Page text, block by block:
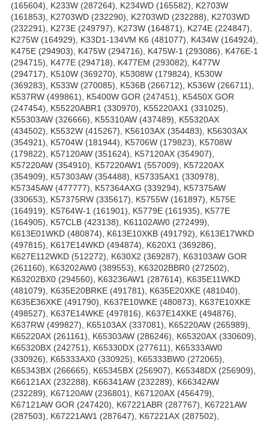
(165604), K233W (287264), K234WD (165582), K2703W
(161853), K2703WD (232290), K2703WD (232288), K2703WD
(232291), K273E (249797), K273W (164871), K274E (224847),
K275W (164929), K33D1-134VM K6 (481077), K434W (164924),
K475E (294903), K475W (294716), K475W-1 (293086), K476E-1
(294715), K477E (294718), K477EM (293082), K477W
(294717), K510W (369270), K5308W (179824), K530W
(369283), K533W (270085), K536B (266712), K536W (266711),
K537RW (499861), K5400W GOR (247451), K5450X GOR
(247454), K55220ABR1 (330970), K55220AX1 (331025),
K55303AW (326666), K55310AW (437489), K55320AX
(434502), K5532W (415267), K56103AX (354483), K56303AX
(354921), K5704W (181944), K5706W (179823), K5708W
(179822), K57120AW (351624), K57120AX (354907),
K57220AW (354910), K57220AW1 (557009), K57220AX
(354909), K57303AW (354488), K57335AX1 (330978),
K57345AW (477777), K57364AXG (339294), K57375AW
(330653), K57375RW (335617), K5755W (161897), K575E
(164919), K5764W-1 (161901), K5779E (161935), K577E
(164905), K57CLB (423138), K61102AW0 (272499),
K613E01WKD (480874), K613E10XKB (491792), K613E17WKD
(497815), K617E14WKD (494874), K620X1 (369286),
K627E112WKD (512272), K630X2 (369287), K63103AW GOR
(261160), K63202AW0 (389553), K63202BBR0 (272502),
K63202BX0 (294560), K63236AW1 (287614), K635E11WKD
(481079), K635E20BRKE (491781), K635E20XKE (481040),
K635E36XKE (491790), K637E10WKE (480873), K637E10XKE
(498527), K637E14WKE (497816), K637E14XKE (494876),
K637RW (499827), K65103AX (337081), K65220AW (265989),
K65220AX (261161), K65303AW (286246), K65320AX (330609),
K65320BX (242751), K65330DX (277611), K65333AW0
(330926), K65333AX0 (330925), K65333BW0 (272065),
K65343BX (266665), K65345BX (256907), K65348DX (256909),
K66121AX (232288), K66341AW (232289), K66342AW
(232289), K67120AW (236801), K67120AX (456479),
K67121AW GOR (247420), K67221ABR (287767), K67221AW
(287503), K67221AW1 (287647), K67221AX (287502),